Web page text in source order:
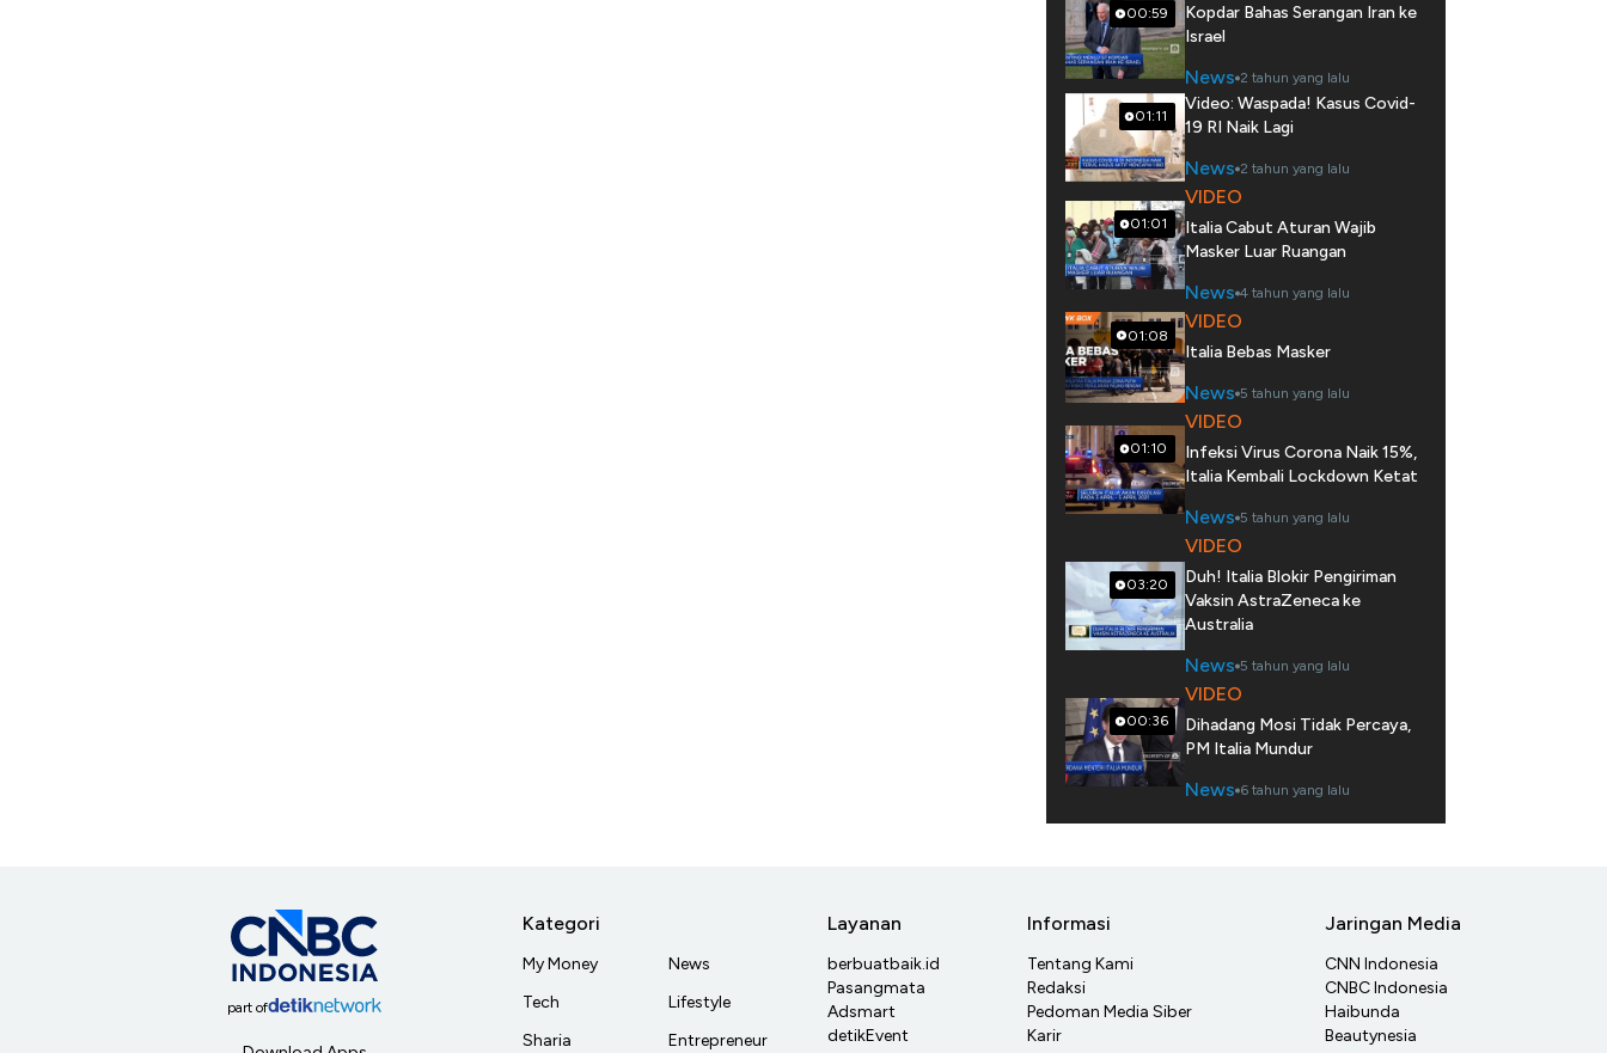
00:59
Kopdar Bahas Serangan Iran ke
Israel
News 2 tahun yang lalu
01:11
Video: Waspada! Kasus Covid-
19 RI Naik Lagi
News 2 tahun yang lalu
01:01
VIDEO
Italia Cabut Aturan Wajib
Masker Luar Ruangan
News 4 tahun yang lalu
01:08
VIDEO
Italia Bebas Masker
News 5 tahun yang lalu
01:10
VIDEO
Infeksi Virus Corona Naik 15%,
Italia Kembali Lockdown Ketat
News 5 tahun yang lalu
03:20
VIDEO
Duh! Italia Blokir Pengiriman
Vaksin AstraZeneca ke
Australia
News 5 tahun yang lalu
00:36
VIDEO
Dihadang Mosi Tidak Percaya,
PM Italia Mundur
News 6 tahun yang lalu
part of
Kategori
My Money
Tech
Sharia
News
Lifestyle
Entrepreneur
Layanan
berbuatbaik.id
Pasangmata
Adsmart
detikEvent
Informasi
Tentang Kami
Redaksi
Pedoman Media Siber
Karir
Jaringan Media
CNN Indonesia
CNBC Indonesia
Haibunda
Beautynesia